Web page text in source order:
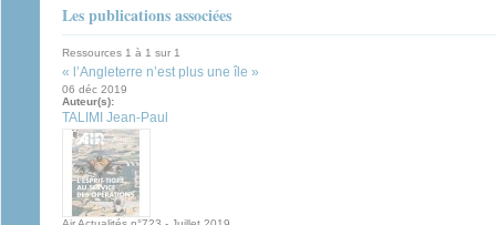
Les publications associées
Ressources 1 à 1 sur 1
« l’Angleterre n’est plus une île »
06 déc 2019
Auteur(s):
TALIMI Jean-Paul